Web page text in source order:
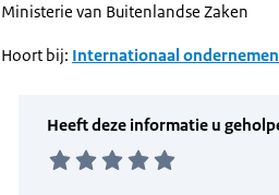
Ministerie van Buitenlandse Zaken
Hoort bij: Internationaal ondernemen